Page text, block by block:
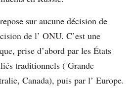
sur aucune décision de
de l’ ONU. C’est une
prise d’abord par les États
traditionnels ( Grande
Canada), puis par l’ Europe.